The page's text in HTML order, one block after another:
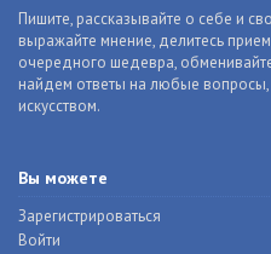
Пишите, рассказывайте о себе и
выражайте мнение, делитесь
очередного шедевра,
найдем ответы на любые
искусством.
Вы можете
Зарегистрироваться
Войти